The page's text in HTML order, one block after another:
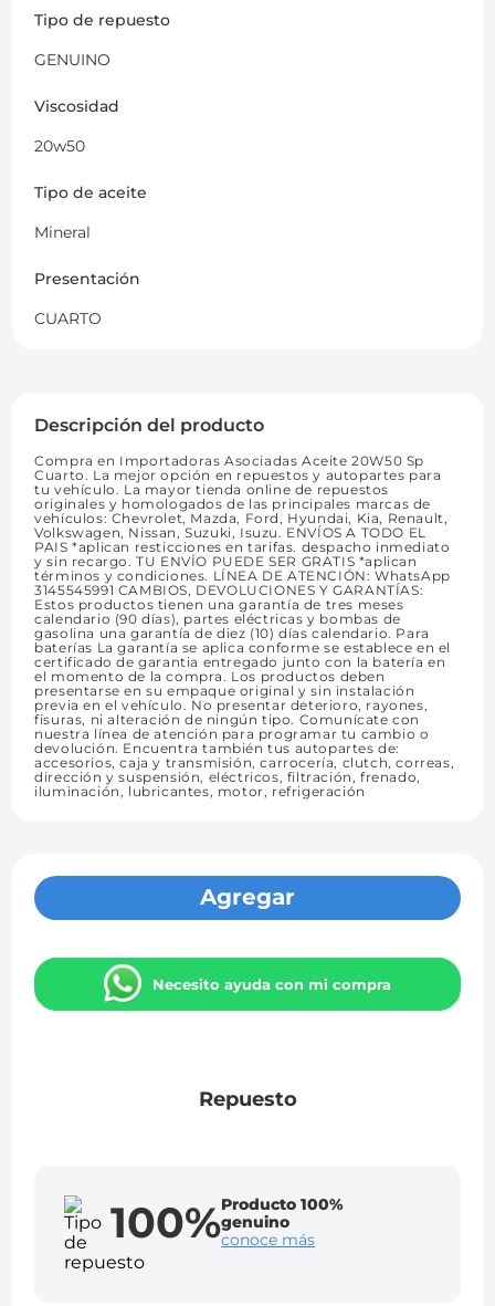
Tipo de repuesto
GENUINO
Viscosidad
20w50
Tipo de aceite
Mineral
Presentación
CUARTO
Descripción del producto
Compra en Importadoras Asociadas Aceite 20W50 Sp
Cuarto. La mejor opción en repuestos y autopartes para
tu vehículo. La mayor tienda online de repuestos
originales y homologados de las principales marcas de
vehículos: Chevrolet, Mazda, Ford, Hyundai, Kia, Renault,
Volkswagen, Nissan, Suzuki, Isuzu. ENVÍOS A TODO EL
PAIS *aplican resticciones en tarifas. despacho inmediato
y sin recargo. TU ENVÍO PUEDE SER GRATIS *aplican
términos y condiciones. LÍNEA DE ATENCIÓN: WhatsApp
3145545991 CAMBIOS, DEVOLUCIONES Y GARANTÍAS:
Estos productos tienen una garantía de tres meses
calendario (90 días), partes eléctricas y bombas de
gasolina una garantía de diez (10) días calendario. Para
baterías La garantía se aplica conforme se establece en el
certificado de garantia entregado junto con la batería en
el momento de la compra. Los productos deben
presentarse en su empaque original y sin instalación
previa en el vehículo. No presentar deterioro, rayones,
fisuras, ni alteración de ningún tipo. Comunícate con
nuestra línea de atención para programar tu cambio o
devolución. Encuentra también tus autopartes de:
accesorios, caja y transmisión, carrocería, clutch, correas,
dirección y suspensión, eléctricos, filtración, frenado,
iluminación, lubricantes, motor, refrigeración
Agregar
Necesito ayuda con mi compra
Repuesto
100%Producto 100%
genuino
conoce más